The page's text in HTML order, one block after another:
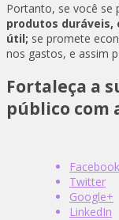
Portanto, se você se
produtos duráveis,
útil; se promete
nos gastos, e assim
Fortaleça a
público com
Facebook
Twitter
Google+
LinkedIn